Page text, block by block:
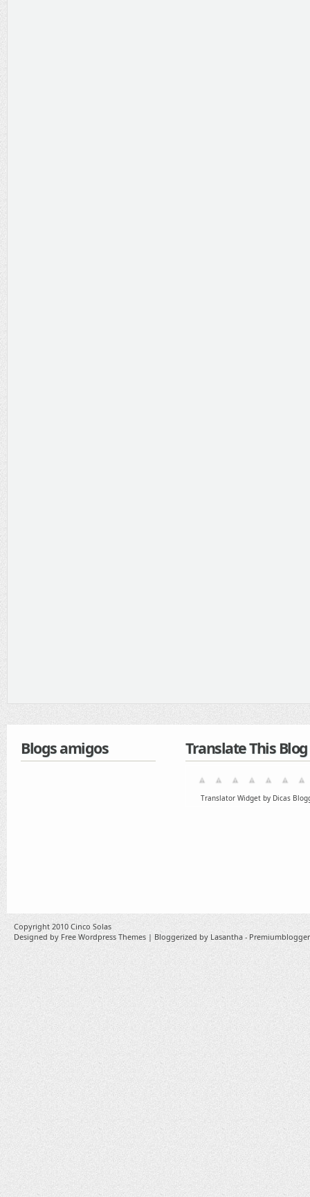
Blogs amigos Translate This Blog
Translator Widget by Dicas
Copyright 2010 Cinco Solas
Designed by Free Wordpress Themes | Bloggerized by Lasantha -